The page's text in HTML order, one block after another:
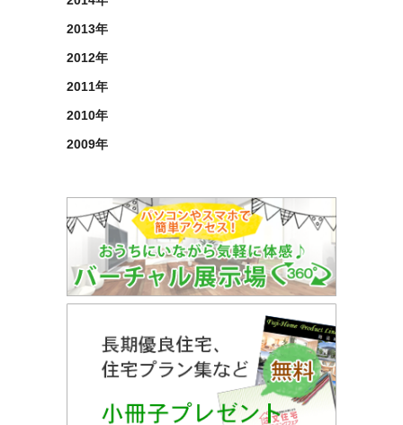
2013年
2012年
2011年
2010年
2009年